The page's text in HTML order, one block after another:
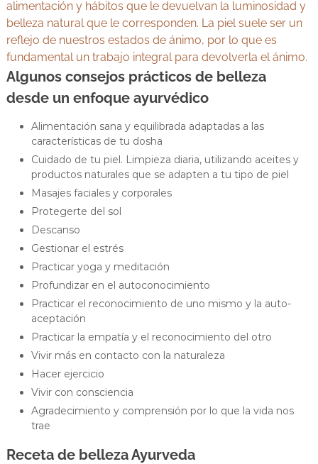
alimentación y hábitos que le devuelvan la luminosidad y
belleza natural que le corresponden. La piel suele ser un
reflejo de nuestros estados de ánimo, por lo que es
fundamental un trabajo integral para devolverla el ánimo.
Algunos consejos prácticos de belleza
desde un enfoque ayurvédico
Alimentación sana y equilibrada adaptadas a las
características de tu dosha
Cuidado de tu piel. Limpieza diaria, utilizando aceites y
productos naturales que se adapten a tu tipo de piel
Masajes faciales y corporales
Protegerte del sol
Descanso
Gestionar el estrés
Practicar yoga y meditación
Profundizar en el autoconocimiento
Practicar el reconocimiento de uno mismo y la auto-
aceptación
Practicar la empatía y el reconocimiento del otro
Vivir más en contacto con la naturaleza
Hacer ejercicio
Vivir con consciencia
Agradecimiento y comprensión por lo que la vida nos
trae
Receta de belleza Ayurveda